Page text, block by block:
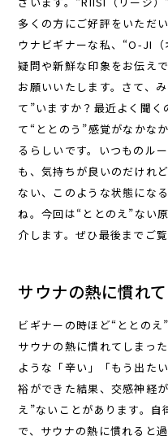
多くの方にご好評をいただ
ウナビギナーな私、“O-JI
疑問や新鮮な印象をお伝え
お願いいたします。さて、
て”いますか？最近よく聞
て“ととのう”感覚がなかな
るらしいです。いつものル
も、気持ちが良いのだけれ
ない、このような状態にな
ね。今回は“ととのえ”ない
介します。ぜひ最後までご覧
サウナの熱に慣れ
ビギナーの時ほど“ととの
サウナの熱に慣れてしまっ
ような「辛い」「もう出た
裕ができた結果、交感神経
え”ないことがあります。
で、サウナの熱に慣れると